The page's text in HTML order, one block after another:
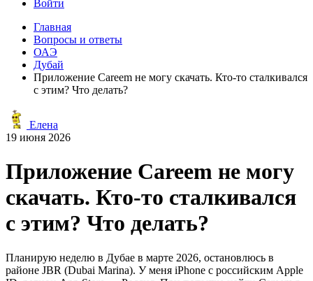
Войти
Главная
Вопросы и ответы
ОАЭ
Дубай
Приложение Careem не могу скачать. Кто-то сталкивался
с этим? Что делать?
Елена
19 июня 2026
Приложение Careem не могу
скачать. Кто-то сталкивался
с этим? Что делать?
Планирую неделю в Дубае в марте 2026, остановлюсь в
районе JBR (Dubai Marina). У меня iPhone с российским Apple